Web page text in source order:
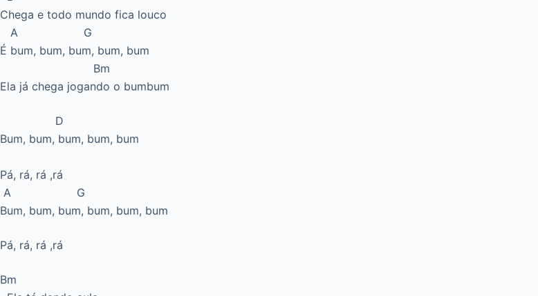
Chega e todo mundo fica louco
A G
É bum, bum, bum, bum, bum
Bm
Ela já chega jogando o bumbum
D
Bum, bum, bum, bum, bum
Pá, rá, rá ,rá
A G
Bum, bum, bum, bum, bum, bum
Pá, rá, rá ,rá
Bm